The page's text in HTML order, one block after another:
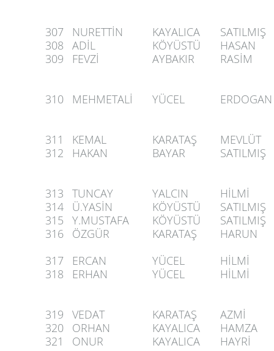
307 NURETTİN KAYALICA
SATILMIŞ
308
ADİL KÖYÜSTÜ
HASAN
309
FEVZİ AYBAKIR RASİM
310 MEHMETALİ YÜCEL ERDOGAN
311 KEMAL KARATAŞ
MEVLÜT
312
HAKAN BAYAR SATILMIŞ
313 TUNCAY YALCIN
HİLMİ
314
Ü.YASİN KÖYÜSTÜ
SATILMIŞ
315
Y.MUSTAFA KÖYÜSTÜ
SATILMIŞ
316
ÖZGÜR KARATAŞ
HARUN
317
ERCAN YÜCEL
HİLMİ
318
ERHAN YÜCEL HİLMİ
319 VEDAT KARATAŞ
AZMİ
320
ORHAN KAYALICA
HAMZA
321
ONUR KAYALICA HAYRİ